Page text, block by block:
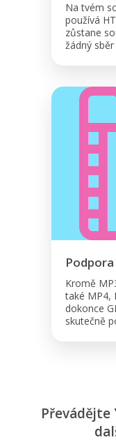
Na tvém
používá
zůstane
žádný sběr
Kromě
také MP4,
dokonce
skutečně
Převádějte